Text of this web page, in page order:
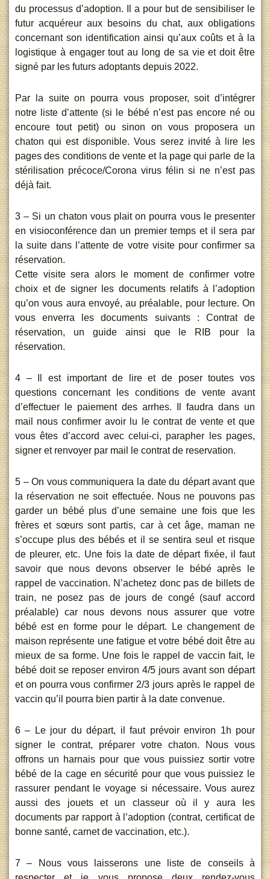
du processus d’adoption. Il a pour but de sensibiliser le
futur acquéreur aux besoins du chat, aux obligations
concernant son identification ainsi qu’aux coûts et à la
logistique à engager tout au long de sa vie et doit être
signé par les futurs adoptants depuis 2022.
Par la suite on pourra vous proposer, soit d’intégrer
notre liste d’attente (si le bébé n’est pas encore né ou
encoure tout petit) ou sinon on vous proposera un
chaton qui est disponible. Vous serez invité à lire les
pages des conditions de vente et la page qui parle de la
stérilisation précoce/Corona virus félin si ne n’est pas
déjà fait.
3 – Si un chaton vous plait on pourra vous le presenter
en visioconférence dan un premier temps et il sera par
la suite dans l’attente de votre visite pour confirmer sa
réservation.
Cette visite sera alors le moment de confirmer votre
choix et de signer les documents relatifs à l’adoption
qu’on vous aura envoyé, au préalable, pour lecture. On
vous enverra les documents suivants : Contrat de
réservation, un guide ainsi que le RIB pour la
réservation.
4 – Il est important de lire et de poser toutes vos
questions concernant les conditions de vente avant
d’effectuer le paiement des arrhes. Il faudra dans un
mail nous confirmer avoir lu le contrat de vente et que
vous êtes d’accord avec celui-ci, parapher les pages,
signer et renvoyer par mail le contrat de reservation.
5 – On vous communiquera la date du départ avant que
la réservation ne soit effectuée. Nous ne pouvons pas
garder un bébé plus d’une semaine une fois que les
frères et sœurs sont partis, car à cet âge, maman ne
s’occupe plus des bébés et il se sentira seul et risque
de pleurer, etc. Une fois la date de départ fixée, il faut
savoir que nous devons observer le bébé après le
rappel de vaccination. N’achetez donc pas de billets de
train, ne posez pas de jours de congé (sauf accord
préalable) car nous devons nous assurer que votre
bébé est en forme pour le départ. Le changement de
maison représente une fatigue et votre bébé doit être au
mieux de sa forme. Une fois le rappel de vaccin fait, le
bébé doit se reposer environ 4/5 jours avant son départ
et on pourra vous confirmer 2/3 jours après le rappel de
vaccin qu’il pourra bien partir à la date convenue.
6 – Le jour du départ, il faut prévoir environ 1h pour
signer le contrat, préparer votre chaton. Nous vous
offrons un harnais pour que vous puissiez sortir votre
bébé de la cage en sécurité pour que vous puissiez le
rassurer pendant le voyage si nécessaire. Vous aurez
aussi des jouets et un classeur où il y aura les
documents par rapport à l’adoption (contrat, certificat de
bonne santé, carnet de vaccination, etc.).
7 – Nous vous laisserons une liste de conseils à